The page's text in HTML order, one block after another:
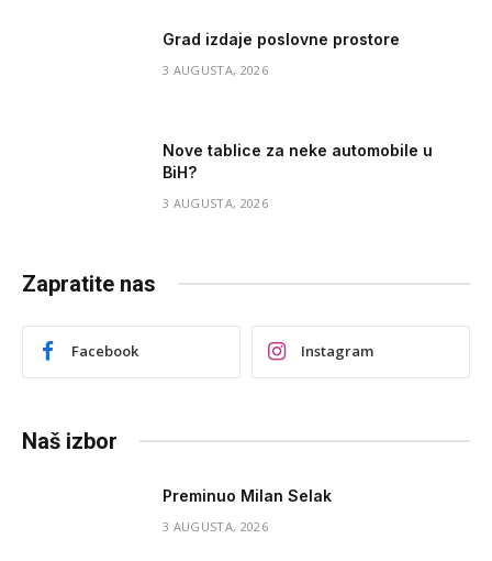
Grad izdaje poslovne prostore
3 AUGUSTA, 2026
Nove tablice za neke automobile u
BiH?
3 AUGUSTA, 2026
Zapratite nas
Facebook Instagram
Naš izbor
Preminuo Milan Selak
3 AUGUSTA, 2026